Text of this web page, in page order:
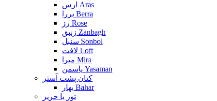
ارس Aras
بررا Berra
رز Rose
زنبق Zanbagh
سنبل Sonbol
لافت Loft
میرا Mira
یاسمن Yasaman
کتان پشت آستر
بهار Bahar
تور یا حریر